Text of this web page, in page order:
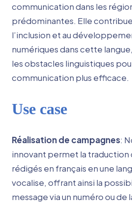
communication dans les
prédominantes. Elle
l’inclusion et au
numériques dans cette
les obstacles linguistiques
communication plus efficace.
Use case
Réalisation de campagnes:
innovant permet la
rédigés en français en une
vocalise, offrant ainsi la
message via un numéro ou de